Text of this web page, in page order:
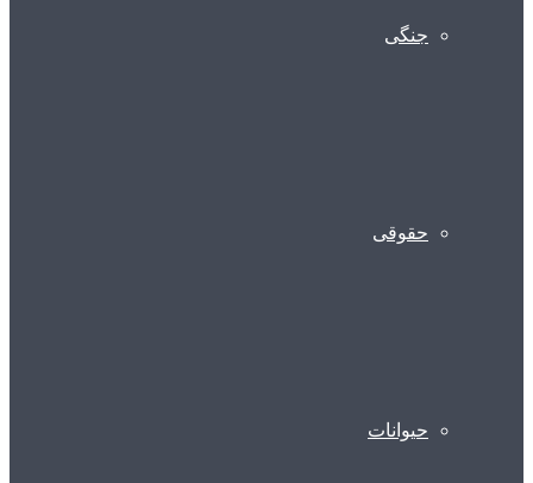
جنگی
حقوقی
حیوانات